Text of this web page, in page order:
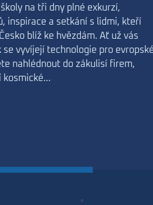
na tři dny plné exkurzí,
inspirace a setkání s lidmi, kteří
blíž ke hvězdám. Ať už vás
se vyvíjejí technologie pro
nahlédnout do zákulisí firem,
kosmické…